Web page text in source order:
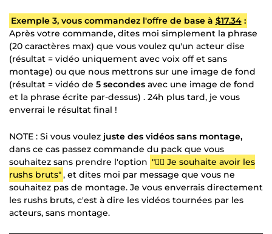
Exemple 3, vous commandez l'offre de base à $17.34:
Après votre commande, dites moi simplement la phrase
(20 caractères max) que vous voulez qu'un acteur dise
(résultat = vidéo uniquement avec voix off et sans
montage) ou que nous mettrons sur une image de fond
(résultat = vidéo de 5 secondes avec une image de fond
et la phrase écrite par-dessus) . 24h plus tard, je vous
enverrai le résultat final !
NOTE : Si vous voulez juste des vidéos sans montage,
dans ce cas passez commande du pack que vous
souhaitez sans prendre l'option "👉🏻 Je souhaite avoir les
rushs bruts", et dites moi par message que vous ne
souhaitez pas de montage. Je vous enverrais directement
les rushs bruts, c'est à dire les vidéos tournées par les
acteurs, sans montage.